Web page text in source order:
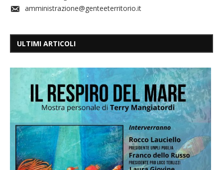
amministrazione@genteeterritorio.it
ULTIMI ARTICOLI